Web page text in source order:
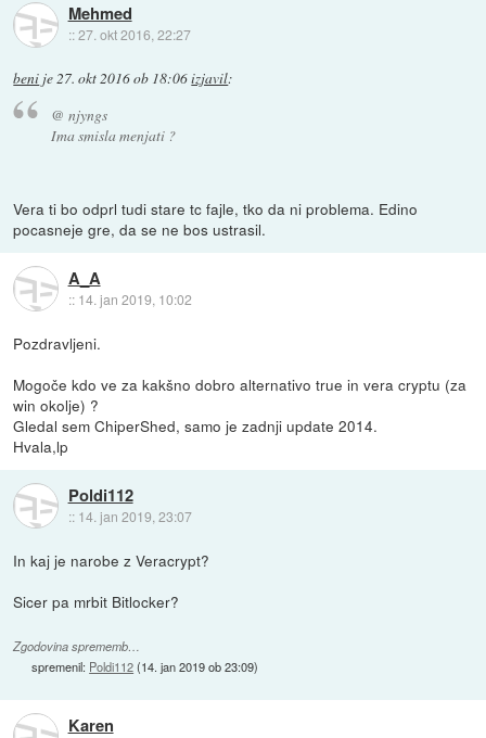
Mehmed
::27. okt 2016, 22:27
beni je27. okt 2016 ob 18:06izjavil:
@ njyngs
Ima smisla menjati ?
Vera ti bo odprl tudi stare tc fajle, tko da ni problema. Edino
pocasneje gre, da se ne bos ustrasil.
A_A
:: 14. jan 2019, 10:02
Pozdravljeni.
Mogoče kdo ve za kakšno dobro alternativo true in vera cryptu (za
win okolje) ?
Gledal sem ChiperShed, samo je zadnji update 2014.
Hvala,lp
Poldi112
:: 14. jan 2019, 23:07
In kaj je narobe z Veracrypt?
Sicer pa mrbit Bitlocker?
Zgodovina sprememb…
spremenil: Poldi112(14. jan 2019 ob 23:09)
Karen